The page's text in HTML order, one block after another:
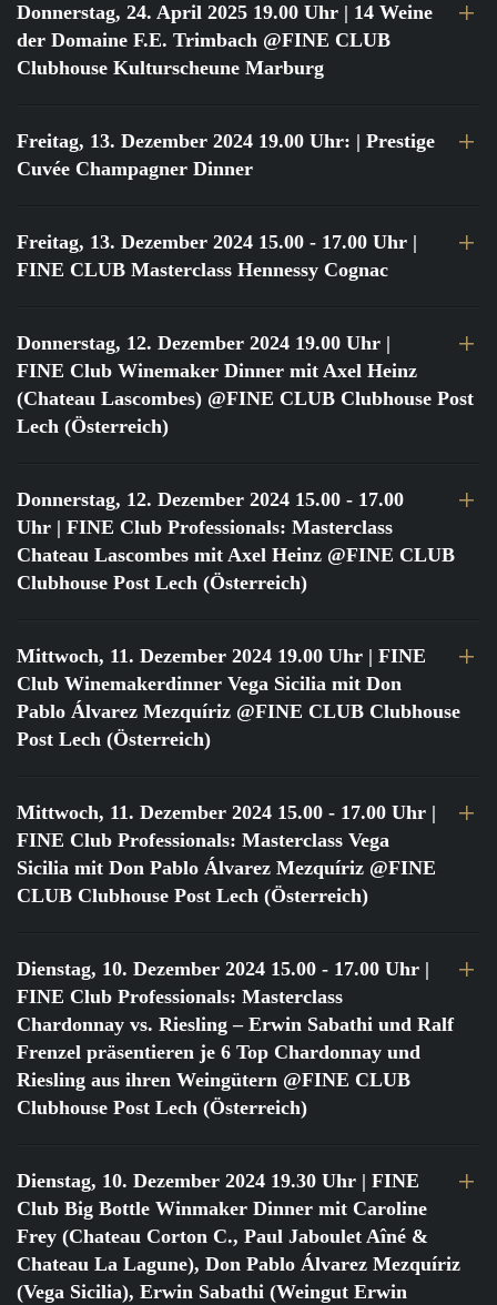
Donnerstag, 24. April 2025 19.00 Uhr | 14 Weine
der Domaine F.E. Trimbach @FINE CLUB
Clubhouse Kulturscheune Marburg
Freitag, 13. Dezember 2024 19.00 Uhr: | Prestige
Cuvée Champagner Dinner
Freitag, 13. Dezember 2024 15.00 - 17.00 Uhr |
FINE CLUB Masterclass Hennessy Cognac
Donnerstag, 12. Dezember 2024 19.00 Uhr |
FINE Club Winemaker Dinner mit Axel Heinz
(Chateau Lascombes) @FINE CLUB Clubhouse Post
Lech (Österreich)
Donnerstag, 12. Dezember 2024 15.00 - 17.00
Uhr | FINE Club Professionals: Masterclass
Chateau Lascombes mit Axel Heinz @FINE CLUB
Clubhouse Post Lech (Österreich)
Mittwoch, 11. Dezember 2024 19.00 Uhr | FINE
Club Winemakerdinner Vega Sicilia mit Don
Pablo Álvarez Mezquíriz @FINE CLUB Clubhouse
Post Lech (Österreich)
Mittwoch, 11. Dezember 2024 15.00 - 17.00 Uhr |
FINE Club Professionals: Masterclass Vega
Sicilia mit Don Pablo Álvarez Mezquíriz @FINE
CLUB Clubhouse Post Lech (Österreich)
Dienstag, 10. Dezember 2024 15.00 - 17.00 Uhr |
FINE Club Professionals: Masterclass
Chardonnay vs. Riesling – Erwin Sabathi und Ralf
Frenzel präsentieren je 6 Top Chardonnay und
Riesling aus ihren Weingütern @FINE CLUB
Clubhouse Post Lech (Österreich)
Dienstag, 10. Dezember 2024 19.30 Uhr | FINE
Club Big Bottle Winmaker Dinner mit Caroline
Frey (Chateau Corton C., Paul Jaboulet Aîné &
Chateau La Lagune), Don Pablo Álvarez Mezquíriz
(Vega Sicilia), Erwin Sabathi (Weingut Erwin